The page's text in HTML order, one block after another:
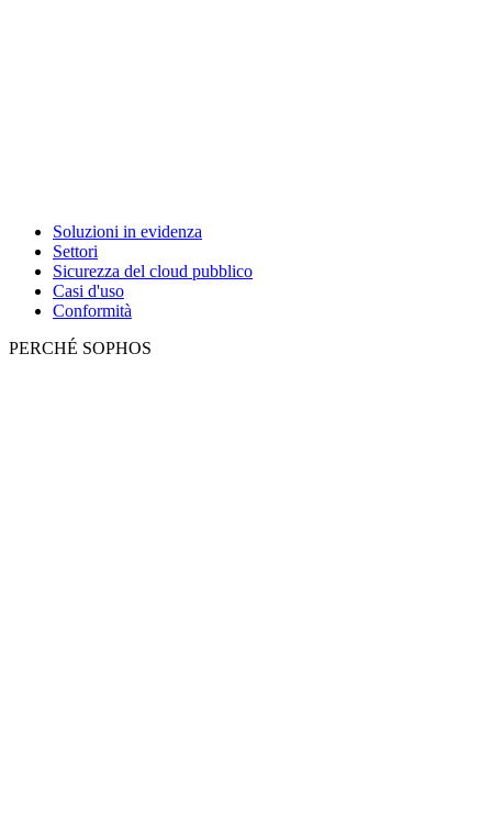
Soluzioni in evidenza
Settori
Sicurezza del cloud pubblico
Casi d'uso
Conformità
PERCHÉ SOPHOS